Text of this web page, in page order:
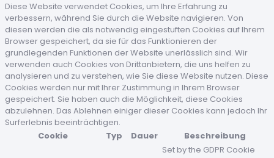
Diese Website verwendet Cookies, um Ihre Erfahrung zu
verbessern, während Sie durch die Website navigieren. Von
diesen werden die als notwendig eingestuften Cookies auf Ihrem
Browser gespeichert, da sie für das Funktionieren der
grundlegenden Funktionen der Website unerlässlich sind. Wir
verwenden auch Cookies von Drittanbietern, die uns helfen zu
analysieren und zu verstehen, wie Sie diese Website nutzen. Diese
Cookies werden nur mit Ihrer Zustimmung in Ihrem Browser
gespeichert. Sie haben auch die Möglichkeit, diese Cookies
abzulehnen. Das Ablehnen einiger dieser Cookies kann jedoch Ihr
Surferlebnis beeinträchtigen.
Cookie
Typ Dauer Beschreibung
Set by the GDPR Cookie